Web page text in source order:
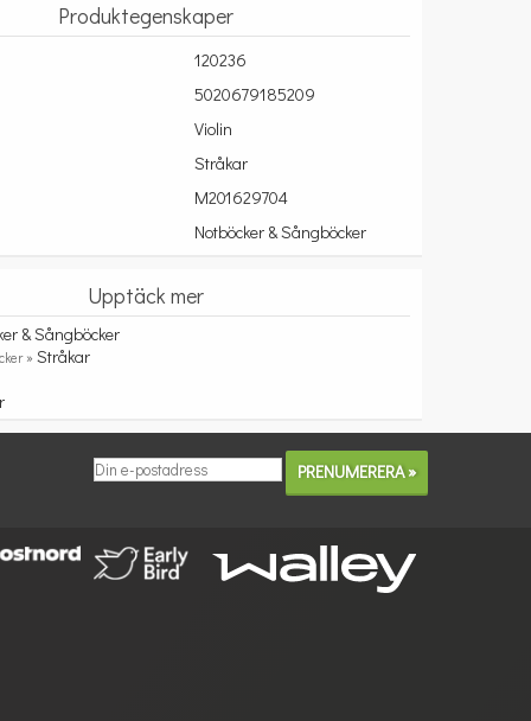
Produktegenskaper
120236
5020679185209
Violin
Stråkar
M201629704
Notböcker & Sångböcker
Upptäck mer
& Sångböcker
»Stråkar